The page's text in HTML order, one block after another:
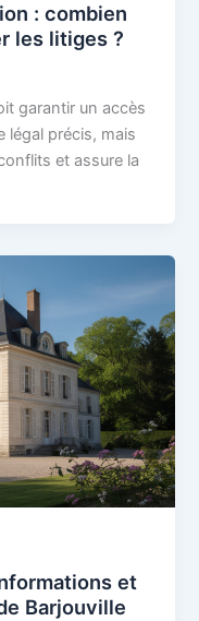
: combien
les litiges ?
garantir un accès
légal précis, mais
et assure la
et
Barjouville